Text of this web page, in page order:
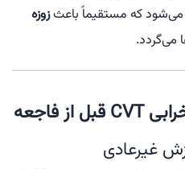
که مستقیماً باعثزوزه
می‌گردد.
غیرعادی